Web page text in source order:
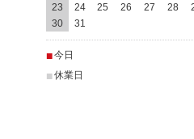
23
24 25 26 27 28
30
31
■今日
■休業日